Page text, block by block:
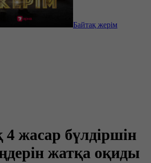
Байтақ жерім
жасар бүлдіршін
жатқа оқиды